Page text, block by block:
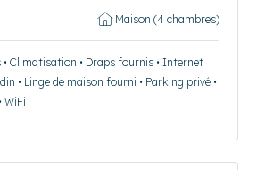
Maison (4 chambres)
Climatisation • Draps fournis • Internet
• Linge de maison fourni • Parking privé •
WiFi